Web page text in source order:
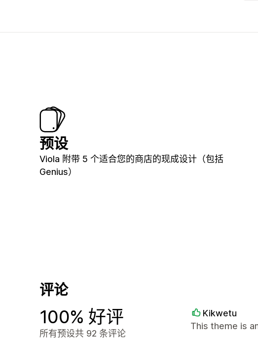
预设
Viola 附带 5 个适合您的商店的现成设计（包括
Genius）
评论
100% 好评
所有预设共 92 条评论
Kikwetu
This theme is